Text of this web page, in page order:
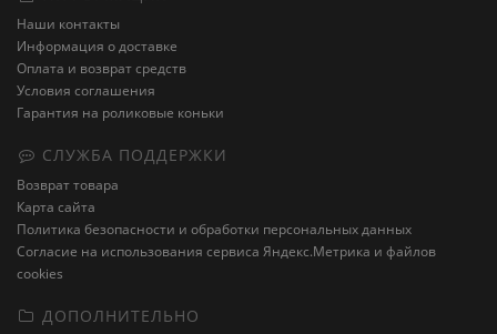
Наши контакты
Информация о доставке
Оплата и возврат средств
Условия соглашения
Гарантия на роликовые коньки
СЛУЖБА ПОДДЕРЖКИ
Возврат товара
Карта сайта
Политика безопасности и обработки персональных данных
Cогласие на использования сервиса Яндекс.Метрика и файлов
cookies
ДОПОЛНИТЕЛЬНО